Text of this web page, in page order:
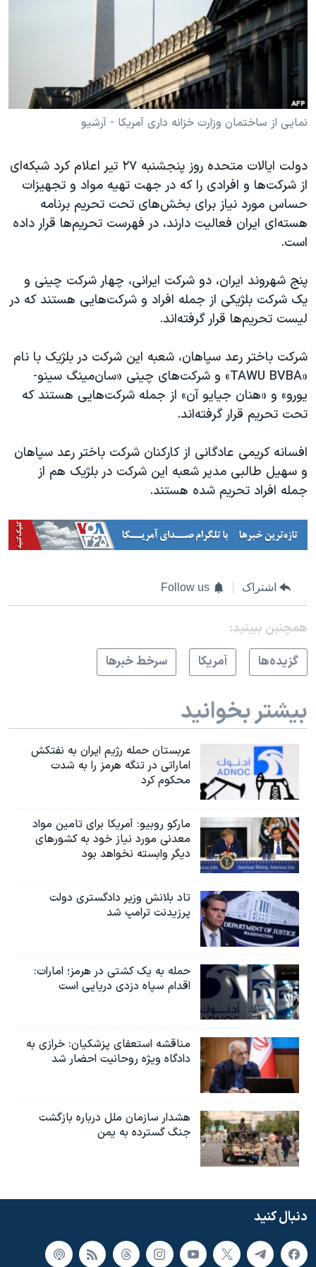
فرهنگ و زندگی
حقوق شهروندی
علم و فناوری
آرشیو پخش زنده
مستندها
انتخابات ریاست جمهوری آمریکا ۲۰۲۴
حمله جمهوری اسلامی به اسرائیل
رمز مهسا
مجموعه مستندهای دادخواهی
تریبونال مردمی آبان ۹۸
دادگاه حمید نوری
چهل سال گروگان‌گیری
اعتراضات مردمی آبان ۹۸
اسرائیل در جنگ
همایش محافظه‌کاران آمریکا «سی‌پک»
صفحه‌های ویژه
سفر پرزیدنت ترامپ به چین
دنبال کنید
زبانهای مختلف
نمایی از ساختمان وزارت خزانه داری آمریکا - آرشیو
دولت ایالات متحده روز پنجشنبه ۲۷ تیر اعلام کرد شبکه‌ای
از شرکت‌ها و افرادی را که در جهت تهیه مواد و تجهیزات
حساس مورد نیاز برای بخش‌های تحت تحریم برنامه
هسته‌ای ایران فعالیت دارند، در فهرست تحریم‌ها قرار داده
است.
پنج شهروند ایران، دو شرکت ایرانی، چهار شرکت چینی و
یک شرکت بلژیکی از جمله افراد و شرکت‌هایی هستند که در
لیست تحریم‌ها قرار گرفته‌اند.
شرکت باختر رعد سپاهان، شعبه این شرکت در بلژیک با نام
«TAWU BVBA» و شرکت‌های چینی «سان‌مینگ سینو-
یورو» و «هنان جیایو آن» از جمله شرکت‌هایی هستند که
تحت تحریم قرار گرفته‌اند.
افسانه کریمی عادگانی از کارکنان شرکت باختر رعد سپاهان
و سهیل طالبی مدیر شعبه این شرکت در بلژیک هم از
جمله افراد تحریم شده هستند.
اشتراک Follow us
همچنبن ببینید:
گزيده‌ها
آمريکا سرخط خبرها
بیشتر بخوانید
عربستان حمله رژیم ایران به نفتکش
اماراتی در تنگه هرمز را به‌ شدت
محکوم کرد
مارکو روبیو: آمریکا برای تامین مواد
معدنی مورد نیاز خود به کشورهای
دیگر وابسته نخواهد بود
تاد بلانش وزیر دادگستری دولت
پرزیدنت ترامپ شد
حمله به یک کشتی در هرمز؛ امارات:
اقدام سپاه دزدی دریایی است
مناقشه استعفای پزشکیان: خرازی به
دادگاه ویژه روحانیت احضار شد
هشدار سازمان ملل درباره بازگشت
جنگ گسترده به یمن
دنبال کنید